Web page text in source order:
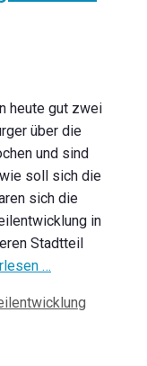
heute gut zwei
über die
und sind
soll sich die
sich die
in
Stadtteil
…